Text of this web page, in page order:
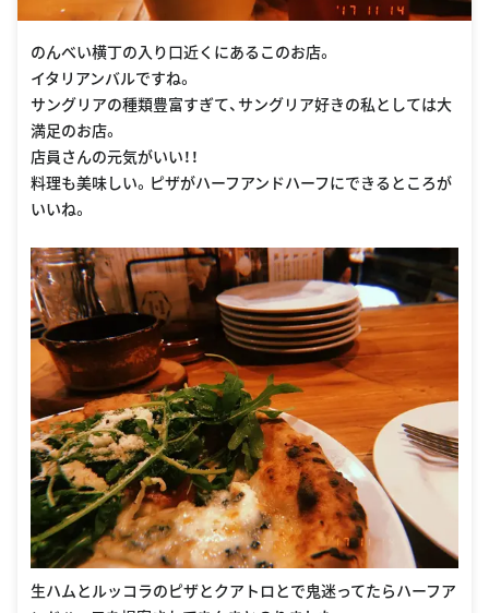
のんべい横丁の入り口近くにあるこのお店。
イタリアンバルですね。
サングリアの種類豊富すぎて、サングリア好きの私としては大
満足のお店。
店員さんの元気がいい！！
料理も美味しい。ピザがハーフアンドハーフにできるところが
いいね。
生ハムとルッコラのピザとクアトロとで鬼迷ってたらハーフア